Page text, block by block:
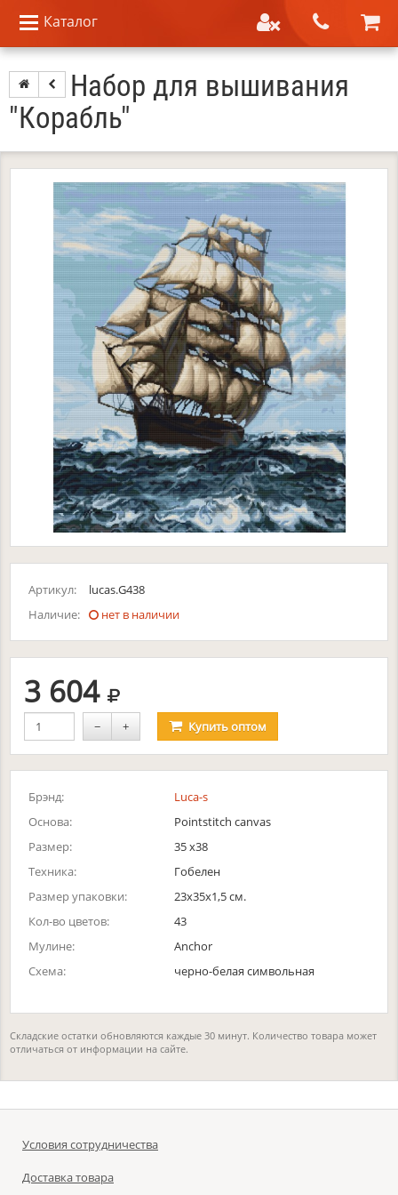
Каталог
Набор для вышивания
"Корабль"
Артикул:
lucas.G438
Наличие:
нет в наличии
3 604руб.
− + Купитьоптом
Брэнд:
Luca-s
Основа:
Pointstitch canvas
Размер:
35 x38
Техника:
Гобелен
Размер упаковки:
23x35x1,5 см.
Кол-во цветов:
43
Мулине:
Anchor
Схема:
черно-белая символьная
Складские остатки обновляются каждые 30 минут. Количество товара может
отличаться от информации на сайте.
Условия сотрудничества
Доставка товара